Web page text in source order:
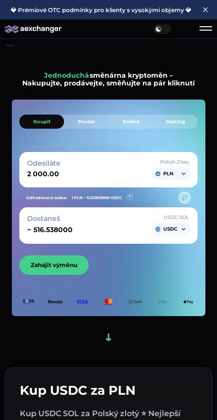
💎 Prémiové OTC podmínky pro klienty s vysokými objemy 💎
Hlavní
Jednoduchásměnárna kryptoměn –
Nakupujte, prodávejte, směňujte na pár kliknutí
Kup USDC za PLN
Kup USDC SOL za Polský zlotý ⭐ Nejlepší
Koupit Prodat Směna Staking
Odesíláte
Polish Zloty
PLN
Odhadovaná sazba: 1 PLN ~ 0.25826900 USDC
Dostaneš
~
USDC SOL
USDC
Zahájit výměnu